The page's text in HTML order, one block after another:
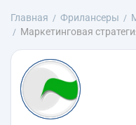
Главная Фрилансеры
Маркетинговая